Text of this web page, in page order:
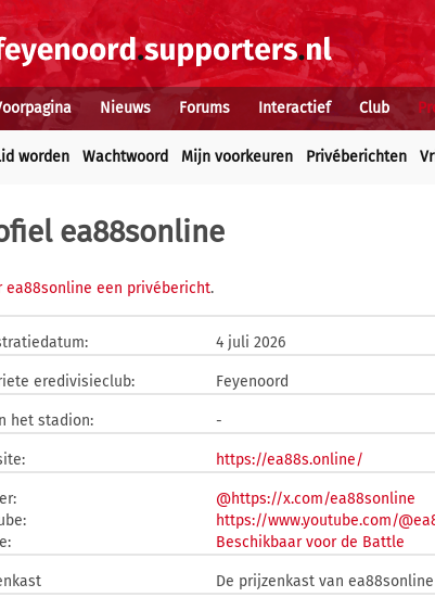
Nieuws Forums Interactief Club
worden Wachtwoord Mijn voorkeuren Privéberichten
ea88sonline
ea88sonline een privébericht.
4 juli 2026
eredivisieclub: Feyenoord
het stadion: -
https://ea88s.online/
@https://x.com/ea88sonline
https://www.youtube.com/
Beschikbaar voor de Battle
De prijzenkast van